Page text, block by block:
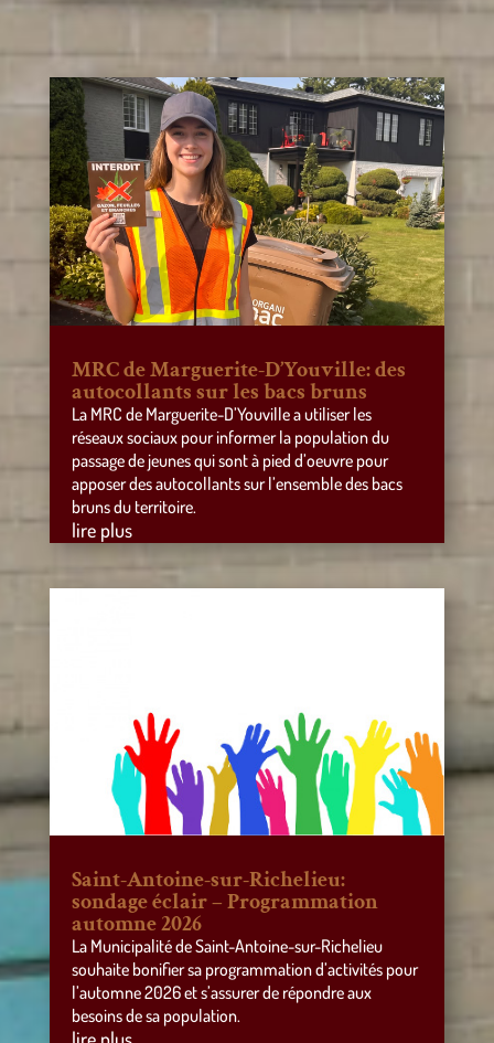
MRC de Marguerite-D’Youville: des
autocollants sur les bacs bruns
La MRC de Marguerite-D’Youville a utiliser les
réseaux sociaux pour informer la population du
passage de jeunes qui sont à pied d’oeuvre pour
apposer des autocollants sur l’ensemble des bacs
bruns du territoire.
lire plus
Saint-Antoine-sur-Richelieu:
sondage éclair – Programmation
automne 2026
La Municipalité de Saint-Antoine-sur-Richelieu
souhaite bonifier sa programmation d’activités pour
l’automne 2026 et s’assurer de répondre aux
besoins de sa population.